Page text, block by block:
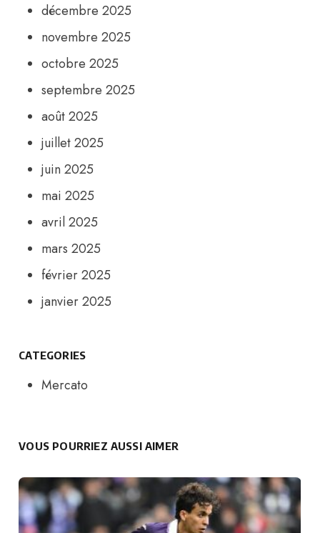
décembre 2025
novembre 2025
octobre 2025
septembre 2025
août 2025
juillet 2025
juin 2025
mai 2025
avril 2025
mars 2025
février 2025
janvier 2025
CATEGORIES
Mercato
VOUS POURRIEZ AUSSI AIMER